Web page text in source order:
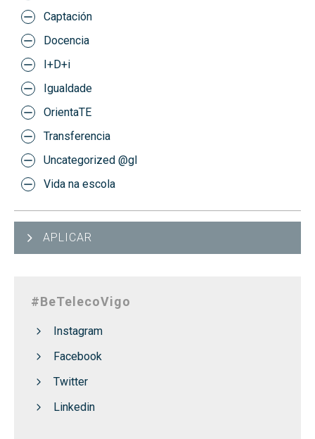
Captación
Docencia
I+D+i
Igualdade
OrientaTE
Transferencia
Uncategorized @gl
Vida na escola
APLICAR
#BeTelecoVigo
Instagram
Facebook
Twitter
Linkedin